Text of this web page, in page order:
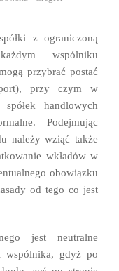
z ograniczoną
wspólniku
przybrać postać
przy czym w
handlowych
Podejmując
należy wziąć także
wkładów w
obowiązku
od tego co jest
jest neutralne
wspólnika, gdyż po